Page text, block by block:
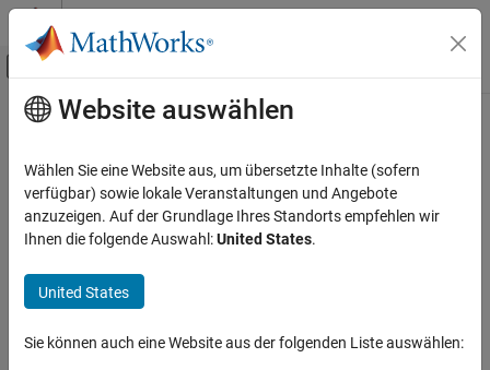
Weiter zum Inhalt
Umschaltung für Off-Canvas-
Startseite der Dokumentation
Fixed-Point Designer
Data Types Exploration
Fixed-Point Specification
Fixed-Point Specification in MATLAB
Functions for Programming and Data Types
Hauptinhalt
ispropequal
Determine whether properties of twofiobjects are equal
collapse all in page
tf = ispropequal(a,b)
Website auswählen
Wählen Sie eine Website aus, um übersetzte Inhalte (sofern
verfügbar) sowie lokale Veranstaltungen und Angebote
anzuzeigen. Auf der Grundlage Ihres Standorts empfehlen wir
Ihnen die folgende Auswahl:United States.
United States
Sie können auch eine Website aus der folgenden Liste auswählen: